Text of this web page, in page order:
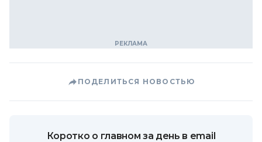
ПОДЕЛИТЬСЯ НОВОСТЬЮ
Коротко о главном за день в email